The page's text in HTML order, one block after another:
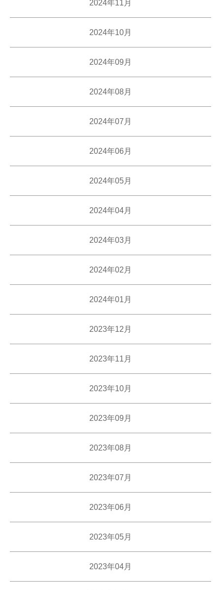
2024年11月
2024年10月
2024年09月
2024年08月
2024年07月
2024年06月
2024年05月
2024年04月
2024年03月
2024年02月
2024年01月
2023年12月
2023年11月
2023年10月
2023年09月
2023年08月
2023年07月
2023年06月
2023年05月
2023年04月